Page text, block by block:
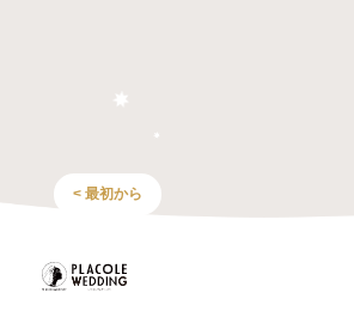
< 最初から